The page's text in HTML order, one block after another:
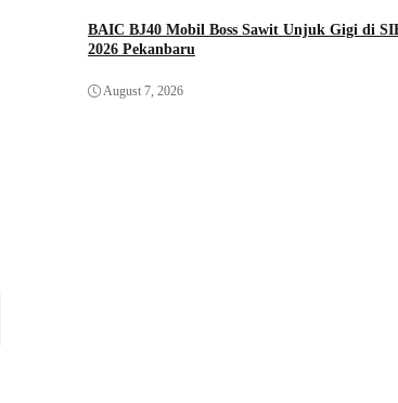
BAIC BJ40 Mobil Boss Sawit Unjuk Gigi di
2026 Pekanbaru
August 7, 2026